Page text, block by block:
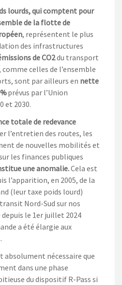
lourds, qui comptent pour
de la flotte de
, représentent le plus
des infrastructures
de CO2du transport
celles de l’ensemble
sont par ailleurs en nette
prévus par l’Union
et 2030.
totale de redevance
l’entretien des routes, les
de nouvelles mobilités et
les finances publiques
une anomalie.Cela est
l’apparition, en 2005, de la
(leur taxe poids lourd)
Nord-Sud sur nos
le 1er juillet 2024
a été élargie aux
absolument nécessaire que
dans une phase
du dispositif R-Pass si